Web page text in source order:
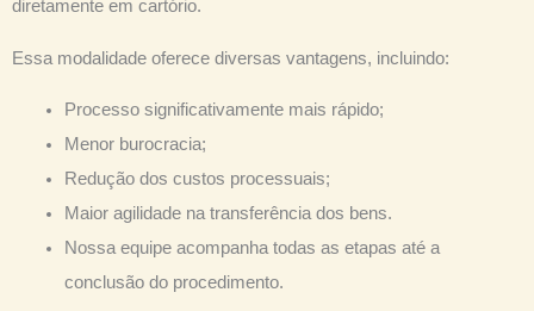
diretamente em cartório.
Essa modalidade oferece diversas vantagens, incluindo:
Processo significativamente mais rápido;
Menor burocracia;
Redução dos custos processuais;
Maior agilidade na transferência dos bens.
Nossa equipe acompanha todas as etapas até a
conclusão do procedimento.